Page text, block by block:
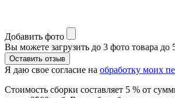
Добавить фото
Вы можете загрузить до 3 фото товара до
Я даю свое согласие на обработку моих
Стоимость сборки составляет 5 % от